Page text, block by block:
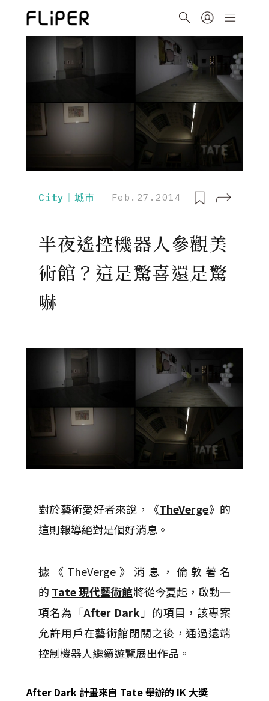
City｜城市 Feb.27.2014
半夜遙控機器人參觀美
術館？這是驚喜還是驚
嚇
對於藝術愛好者來說，《TheVerge》的
這則報導絕對是個好消息。
據《TheVerge》消息，倫敦著名
的 Tate 現代藝術館將從今夏起，啟動一
項名為「After Dark」的項目，該專案
允許用戶在藝術館閉關之後，通過遠端
控制機器人繼續遊覽展出作品。
After Dark 計畫來自 Tate 舉辦的 IK 大獎